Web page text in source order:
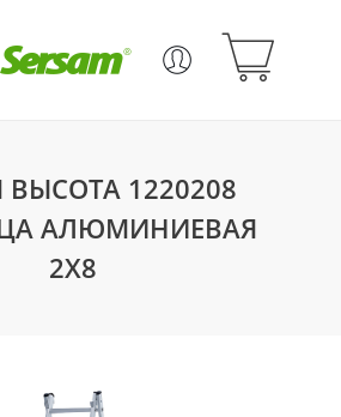
1220208
АЛЮМИНИЕВАЯ
2Х8